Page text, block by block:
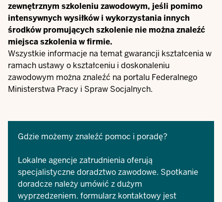
zewnętrznym szkoleniu zawodowym, jeśli pomimo
intensywnych wysiłków i wykorzystania innych
środków promujących szkolenie nie można znaleźć
miejsca szkolenia w firmie.
Wszystkie informacje na temat gwarancji kształcenia w
ramach ustawy o kształceniu i doskonaleniu
zawodowym można znaleźć na portalu Federalnego
Ministerstwa Pracy i Spraw Socjalnych.
Gdzie możemy znaleźć pomoc i poradę?
Lokalne agencje zatrudnienia oferują
specjalistyczne doradztwo zawodowe. Spotkanie
doradcze należy umówić z dużym
wyprzedzeniem. formularz kontaktowy jest